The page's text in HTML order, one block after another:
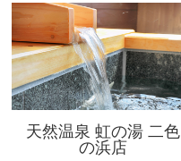
天然温泉 虹の湯 二色
の浜店